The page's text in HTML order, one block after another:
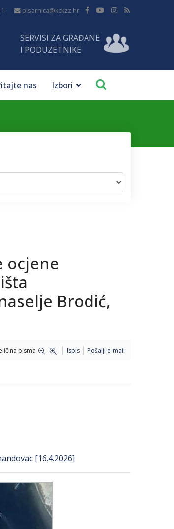
pisarnica@kckzz.hr
SERVISI ZA GRAĐANE
I PODUZETNIKE
nas Izbori
ocjene
Brodić,
pisma Ispis Pošalji e-mail
[16.4.2026]